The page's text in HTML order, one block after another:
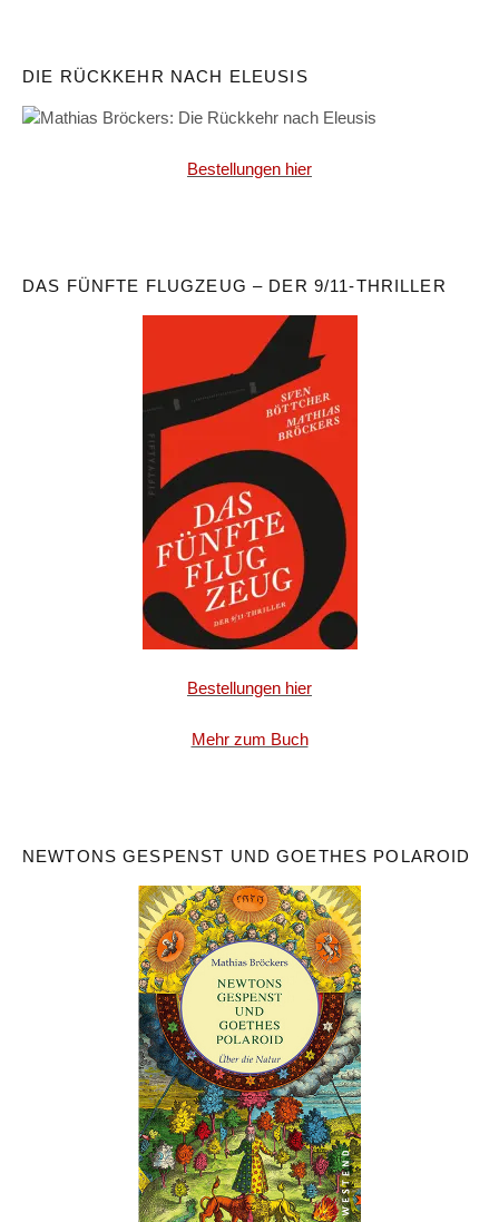
DIE RÜCKKEHR NACH ELEUSIS
Bestellungen hier
DAS FÜNFTE FLUGZEUG – DER 9/11-THRILLER
Bestellungen hier
Mehr zum Buch
NEWTONS GESPENST UND GOETHES POLAROID